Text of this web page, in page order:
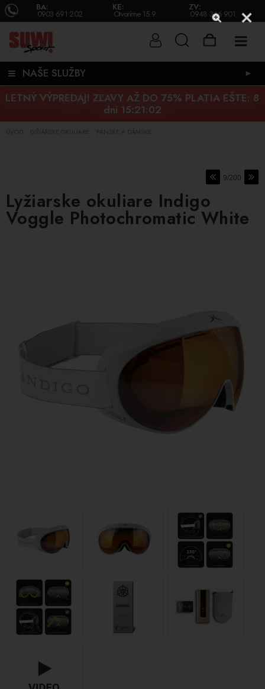
BA:
0903 691 202
KE:
Otvoríme 15.9.
ZV:
0948 346 901
NAŠE SLUŽBY ►
LETNÝ VÝPREDAJ! ZĽAVY AŽ DO 75% PLATIA EŠTE: 8
dni 15:21:01
ÚVOD LYŽIARSKE OKULIARE PÁNSKE A DÁMSKE
9/200
Lyžiarske okuliare Indigo
Voggle Photochromatic White